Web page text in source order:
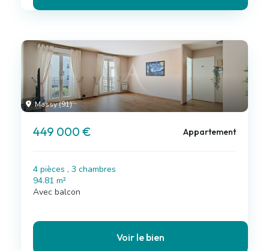
Massy (91)
449 000 € Appartement
4 pièces , 3 chambres
94.81 m²
Avec balcon
Voir le bien